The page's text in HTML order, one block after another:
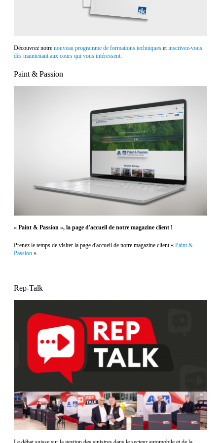
Découvrez notre nouveau programme de formations techniques etinscrivez-vous
dès maintenant aux cours qui vous intéressent.
Paint & Passion
« Paint & Passion », la page d'accueil de notre magazine client !
Prenez le temps de visiter la page d'accueil de notre magazine client « Paint &
Passion ».
Rep-Talk